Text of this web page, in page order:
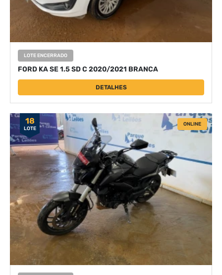
LOTE ENCERRADO
FORD KA SE 1.5 SD C 2020/2021 BRANCA
DETALHES
18
LOTE
ONLINE